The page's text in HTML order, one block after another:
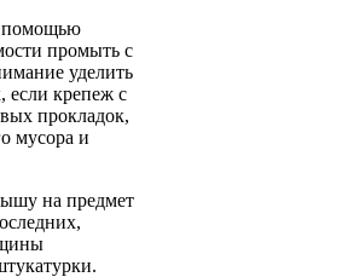
помощью
промыть с
уделить
если крепеж с
прокладок,
мусора и
на предмет